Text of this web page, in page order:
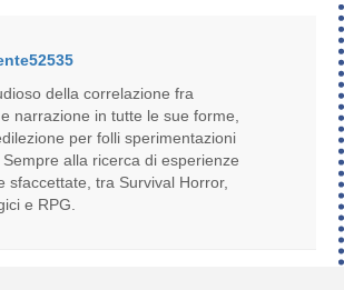
della correlazione fra
narrazione in tutte le sue forme,
per folli sperimentazioni
alla ricerca di esperienze
sfaccettate, tra Survival Horror,
e RPG.